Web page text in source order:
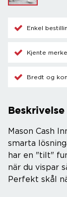
Enkel
Kjente
Bredt og
Beskrivelse
Mason Cash
smarta
har en "tilt"
när du vispar
Perfekt skål